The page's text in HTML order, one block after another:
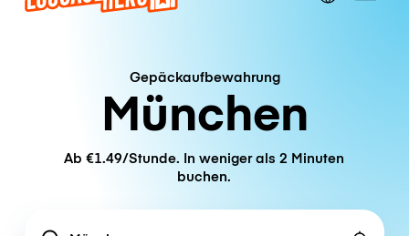
Gepäckaufbewahrung
München
Ab €1.49/Stunde. In weniger als 2 Minuten
buchen.